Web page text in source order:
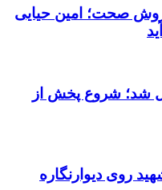
صحت؛ امین حیایی
شد؛ شروع پخش از
روی دیوارنگاره